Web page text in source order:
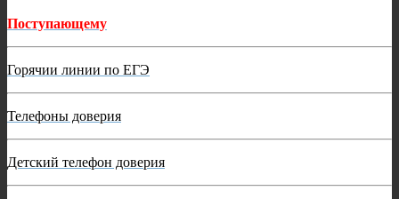
Поступающему
Горячии линии по ЕГЭ
Телефоны доверия
Детский телефон доверия